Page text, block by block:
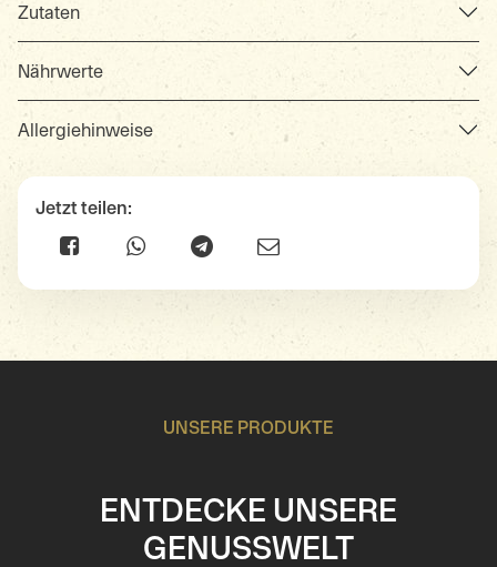
Zutaten
Nährwerte
Allergiehinweise
Jetzt teilen:
UNSERE PRODUKTE
ENTDECKE UNSERE
GENUSSWELT